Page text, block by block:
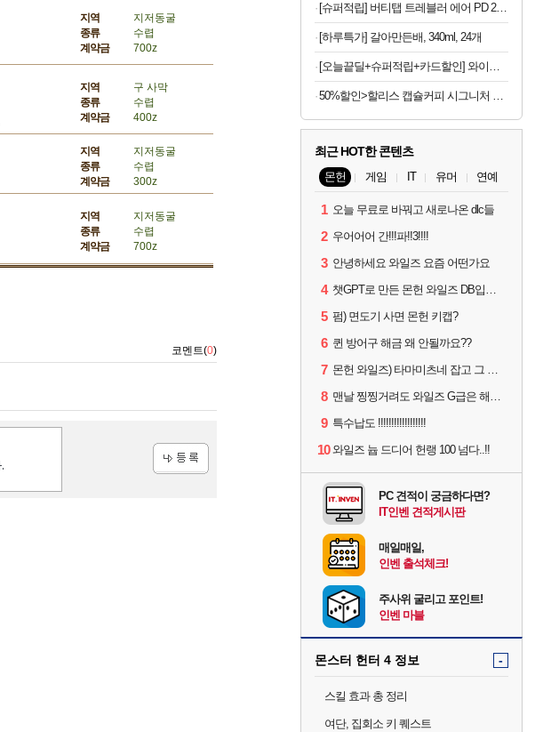
지역
지저동굴
종류
수렵
계약금
700z
지역
구 사막
종류
수렵
계약금
400z
지역
지저동굴
종류
수렵
계약금
300z
지역
지저동굴
종류
수렵
계약금
700z
코멘트(0)
[슈퍼적립] 버티탭 트레블러 에어 PD 25W 멀티어댑터 해외 전세계 여행용 어댑터 멀티탭 usb 콘센트 플러그 돼지코
[하루특가] 갈아만든배, 340ml, 24개
[오늘끝딜+슈퍼적립+카드할인] 와이드무빙뷰 화이트에디션 삼탠바이미V3 셋트 QLED 101cm(40인치) FHD 스마트 이동식 TV 유압식 높이조절 중소바이미 자가설치
50%할인>할리스 캡슐커피 시그니처 블렌드, 5g, 10개입, 5개
최근 HOT한 콘텐츠
몬헌 게임 IT 유머 연예
1 오늘 무료로 바꿔고 새로나온 dlc들
2 우어어어 간!!!파!!3!!!!
3 안녕하세요 와일즈 요즘 어떤가요
4 챗GPT로 만든 몬헌 와일즈 DB입니다.
5 펌) 면도기 사면 몬헌 키캡?
6 퀸 방어구 해금 왜 안될까요??
7 몬헌 와일즈) 타마미츠네 잡고 그 뒤로 안했는데 복귀하려면 뭐부터..?
8 맨날 찡찡거려도 와일즈 G급은 해야하니까 접속 jpg
9 특수납도 !!!!!!!!!!!!!!!!!!
10 와일즈 늅 드디어 헌랭 100 넘다..!!
PC 견적이 궁금하다면?
IT인벤 견적게시판
매일매일,
인벤 출석체크!
주사위 굴리고 포인트!
인벤 마블
몬스터 헌터 4 정보 -
스킬 효과 총 정리
여단, 집회소 키 퀘스트